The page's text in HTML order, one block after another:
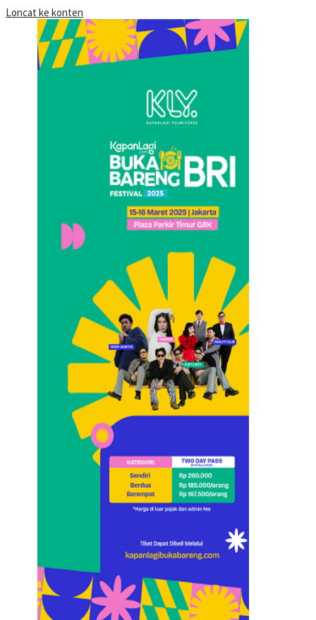
Loncat ke konten